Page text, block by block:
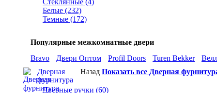
Стеклянные (4)
Белые (232)
Темные (172)
Популярные межкомнатные двери
Bravo
Двери Оптом Profil Doors Turen Bekker
Дверная
фурнитура
Назад Показать все Дверная
Дверные ручки (60)